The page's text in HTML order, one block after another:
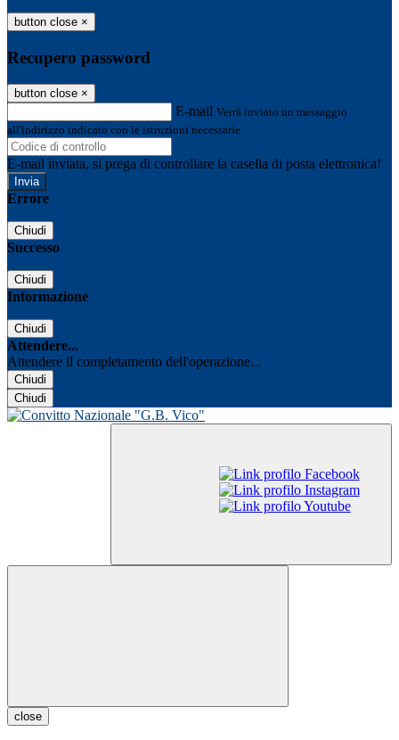
button close ×
Recupero password
button close ×
E-mail Verrà inviato un messaggio
all'indirizzo indicato con le istruzioni necessarie.
E-mail inviata, si prega di controllare la casella di posta elettronica!
Errore
Chiudi
Successo
Chiudi
Informazione
Chiudi
Attendere...
Attendere il completamento dell'operazione...
Chiudi
Chiudi
close